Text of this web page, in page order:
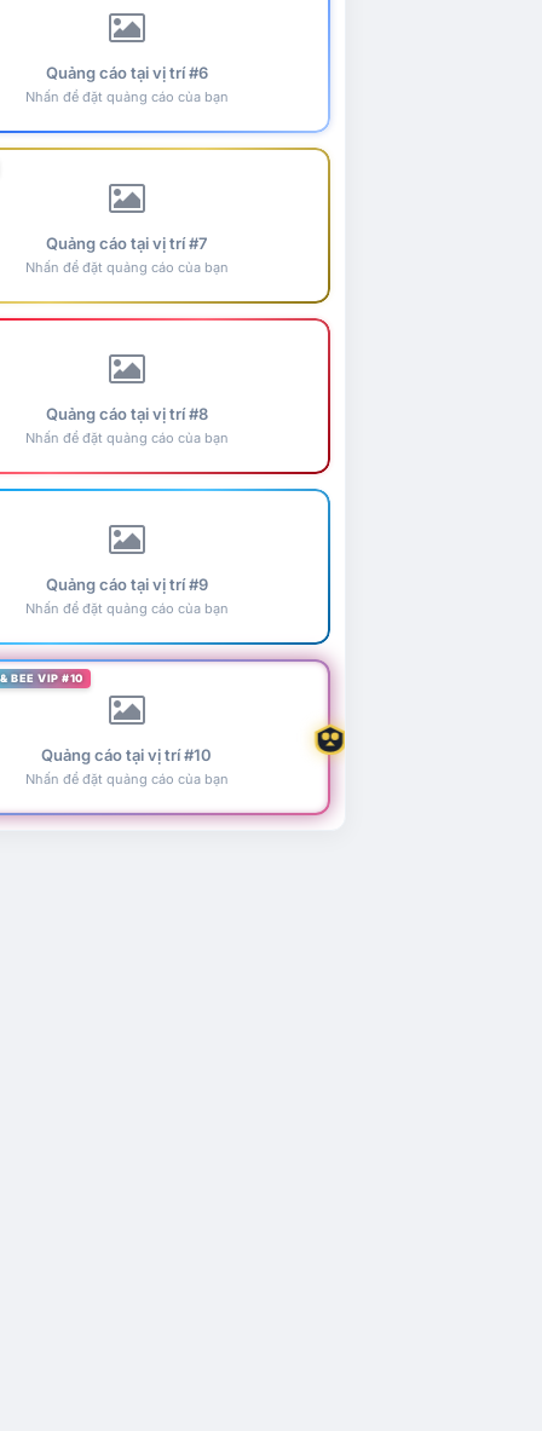
Quảng cáo tại vị trí #6
Nhấn để đặt quảng cáo của bạn
Quảng cáo tại vị trí #7
Nhấn để đặt quảng cáo của bạn
Quảng cáo tại vị trí #8
Nhấn để đặt quảng cáo của bạn
Quảng cáo tại vị trí #9
Nhấn để đặt quảng cáo của bạn
BEE VIP #10
Quảng cáo tại vị trí #10
Nhấn để đặt quảng cáo của bạn